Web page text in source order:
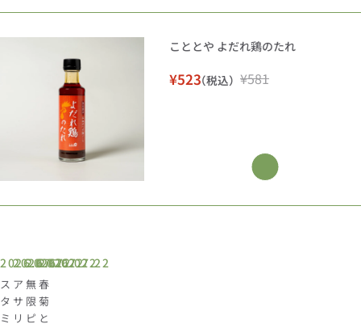
こととや よだれ鶏のたれ
セ
¥523（税込）
通
¥581
2026.07.22
ス
タ
ミ
2026.07.22
ア
サ
リ
2026.07.22
無
限
ピ
2026.07.22
春
菊
と